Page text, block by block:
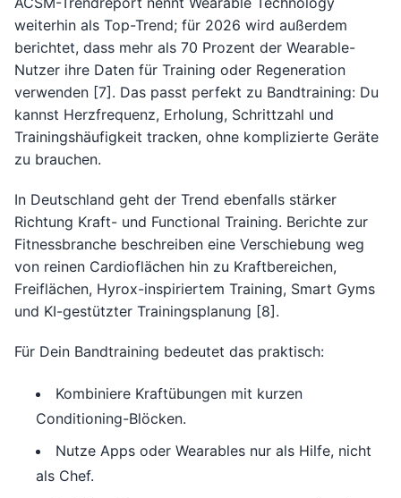
weiterhin als Top-Trend; für 2026 wird außerdem
berichtet, dass mehr als 70 Prozent der Wearable-
Nutzer ihre Daten für Training oder Regeneration
verwenden [7]. Das passt perfekt zu Bandtraining: Du
kannst Herzfrequenz, Erholung, Schrittzahl und
Trainingshäufigkeit tracken, ohne komplizierte Geräte
zu brauchen.
In Deutschland geht der Trend ebenfalls stärker
Richtung Kraft- und Functional Training. Berichte zur
Fitnessbranche beschreiben eine Verschiebung weg
von reinen Cardioflächen hin zu Kraftbereichen,
Freiflächen, Hyrox-inspiriertem Training, Smart Gyms
und KI-gestützter Trainingsplanung [8].
Für Dein Bandtraining bedeutet das praktisch:
Kombiniere Kraftübungen mit kurzen
Conditioning-Blöcken.
Nutze Apps oder Wearables nur als Hilfe, nicht
als Chef.